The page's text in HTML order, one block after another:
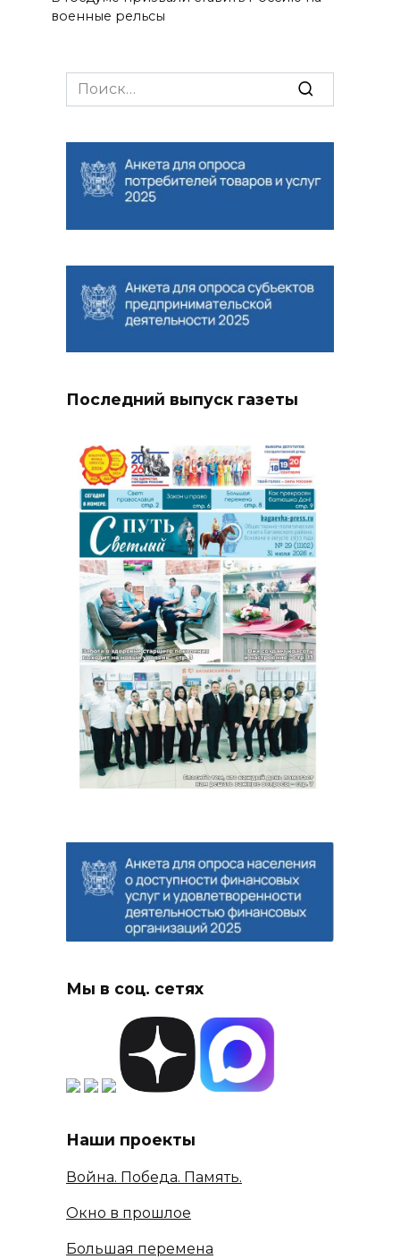
военные рельсы
Search
for:
Последний выпуск газеты
Мы в соц. сетях
Наши проекты
Война. Победа. Память.
Окно в прошлое
Большая перемена